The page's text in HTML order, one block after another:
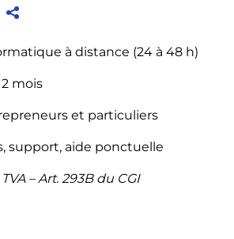
à distance (24 à 48 h)
mois
et particuliers
support, aide ponctuelle
– Art. 293B du CGI